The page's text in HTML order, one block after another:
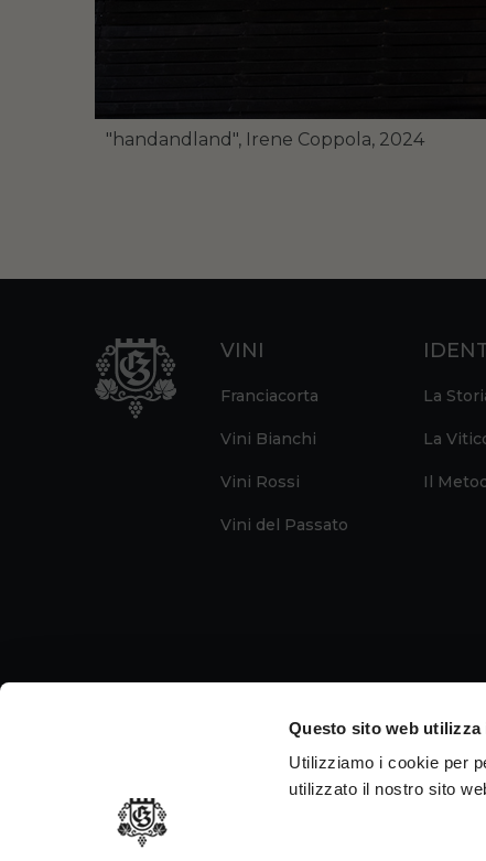
Questo sito web utilizza
Utilizziamo i cookie per
utilizzato il nostro sito
"handandland", Irene Coppola, 2024
VINI
Franciacorta
Vini Bianchi
Vini Rossi
Vini del Passato
La
La
Il